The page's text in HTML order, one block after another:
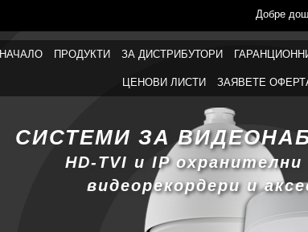
Добре
НАЧАЛО ПРОДУКТИ ЗА ДИСТРИБУТОРИ
ЦЕНОВИ ЛИСТИ ЗАЯВЕТЕ
СИСТЕМИ ЗА
HD-TVI и IP охранителни
видеорекордери и